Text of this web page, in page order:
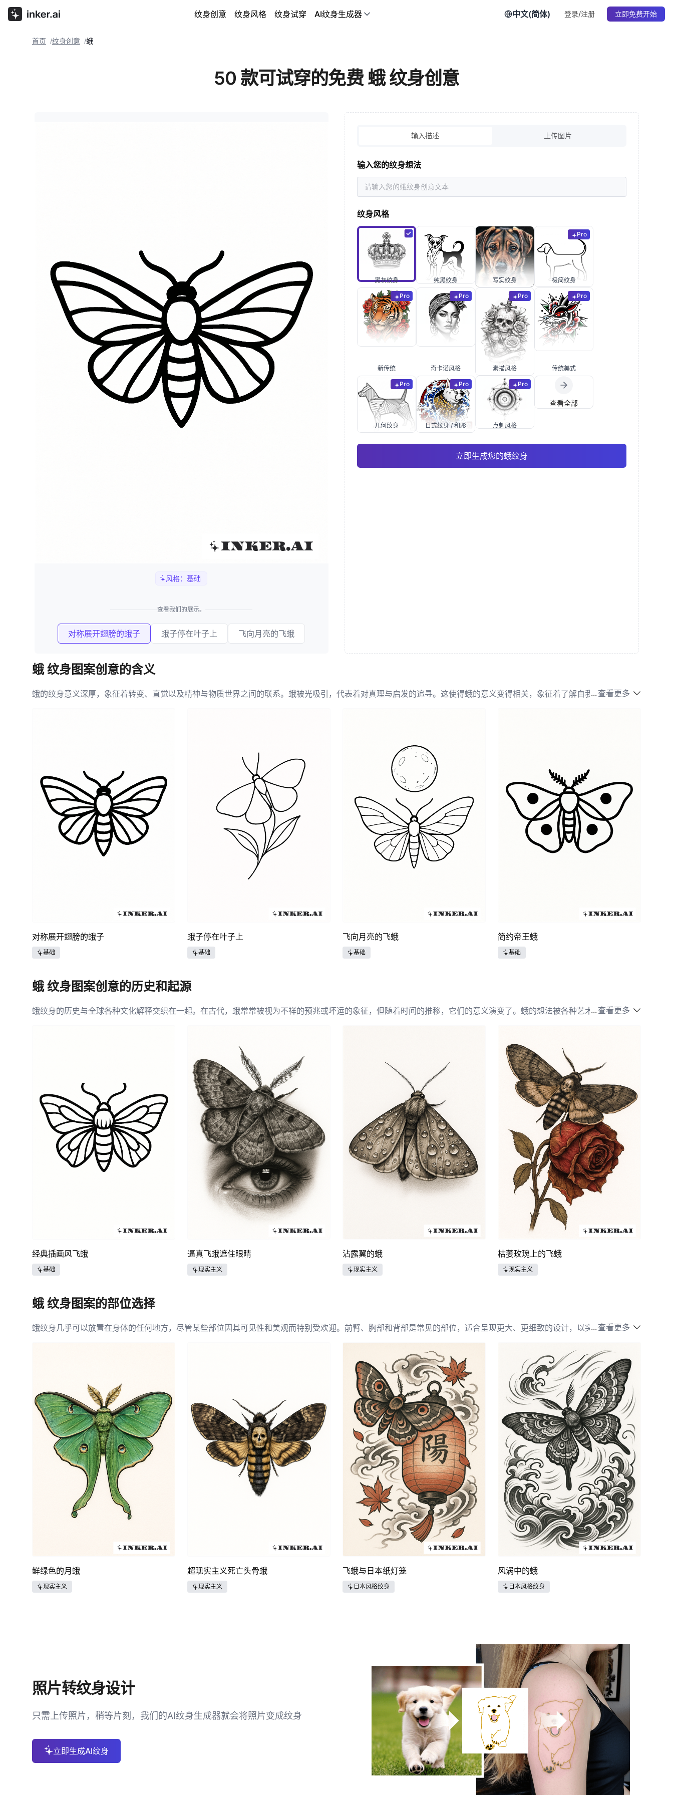
中文(简体) 登录/注册 立即免费开始
纹身创意 纹身风格 纹身试穿 AI纹身生成器
首页 /纹身创意 /蛾
50 款可试穿的免费 蛾 纹身创意
风格：基础
查看我们的展示。
对称展开翅膀的蛾子 蛾子停在叶子上 飞向月亮的飞蛾
输入描述 上传图片
输入您的纹身想法
纹身风格
黑灰纹身 纯黑纹身 写实纹身
Pro
极简纹身
Pro
新传统
Pro
奇卡诺风格
Pro
素描风格
Pro
传统美式
Pro
几何纹身
Pro
日式纹身 / 和彫
Pro
点刺风格
查看全部
立即生成您的蛾纹身
蛾 纹身图案创意的含义
蛾的纹身意义深厚，象征着转变、直觉以及精神与物质世界之间的联系。蛾被光吸引，代表着对真理与启发的追寻。这使得蛾的意义变得相关，象征着了解自我及自己在宇宙
... 查看更多
对称展开翅膀的蛾子
基础
蛾子停在叶子上
基础
飞向月亮的飞蛾
基础
简约帝王蛾
基础
蛾 纹身图案创意的历史和起源
蛾纹身的历史与全球各种文化解释交织在一起。在古代，蛾常常被视为不祥的预兆或坏运的象征，但随着时间的推移，它们的意义演变了。蛾的想法被各种艺术形式所接受，
... 查看更多
经典插画风飞蛾
基础
逼真飞蛾遮住眼睛
现实主义
沾露翼的蛾
现实主义
枯萎玫瑰上的飞蛾
现实主义
蛾 纹身图案的部位选择
蛾纹身几乎可以放置在身体的任何地方，尽管某些部位因其可见性和美观而特别受欢迎。前臂、胸部和背部是常见的部位，适合呈现更大、更细致的设计，以突出蛾翅膀的复
... 查看更多
鲜绿色的月蛾
现实主义
超现实主义死亡头骨蛾
现实主义
飞蛾与日本纸灯笼
日本风格纹身
风涡中的蛾
日本风格纹身
照片转纹身设计
只需上传照片，稍等片刻，我们的AI纹身生成器就会将照片变成纹身
立即生成AI纹身